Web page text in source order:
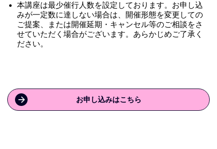
本講座は最少催行人数を設定しております。お申し込
みが一定数に達しない場合は、開催形態を変更しての
ご提案、または開催延期・キャンセル等のご相談をさ
せていただく場合がございます。あらかじめご了承く
ださい。
お申し込みはこちら